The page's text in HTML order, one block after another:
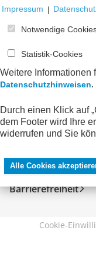
SERVICE
Impressum
Barrierefreiheit
Cookie-
Impressum |
Notwendige
Statistik-Cookies
Weitere Informationen
Datenschutzhinweisen.
Durch einen Klick auf
dem Footer wird Ihre
widerrufen und Sie
Alle Cookies